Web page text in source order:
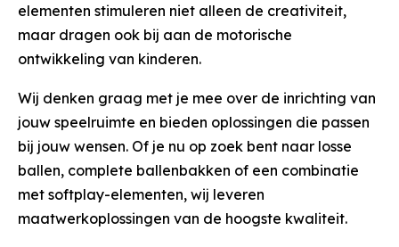
elementen stimuleren niet alleen de creativiteit,
maar dragen ook bij aan de motorische
ontwikkeling van kinderen.
Wij denken graag met je mee over de inrichting van
jouw speelruimte en bieden oplossingen die passen
bij jouw wensen. Of je nu op zoek bent naar losse
ballen, complete ballenbakken of een combinatie
met softplay-elementen, wij leveren
maatwerkoplossingen van de hoogste kwaliteit.